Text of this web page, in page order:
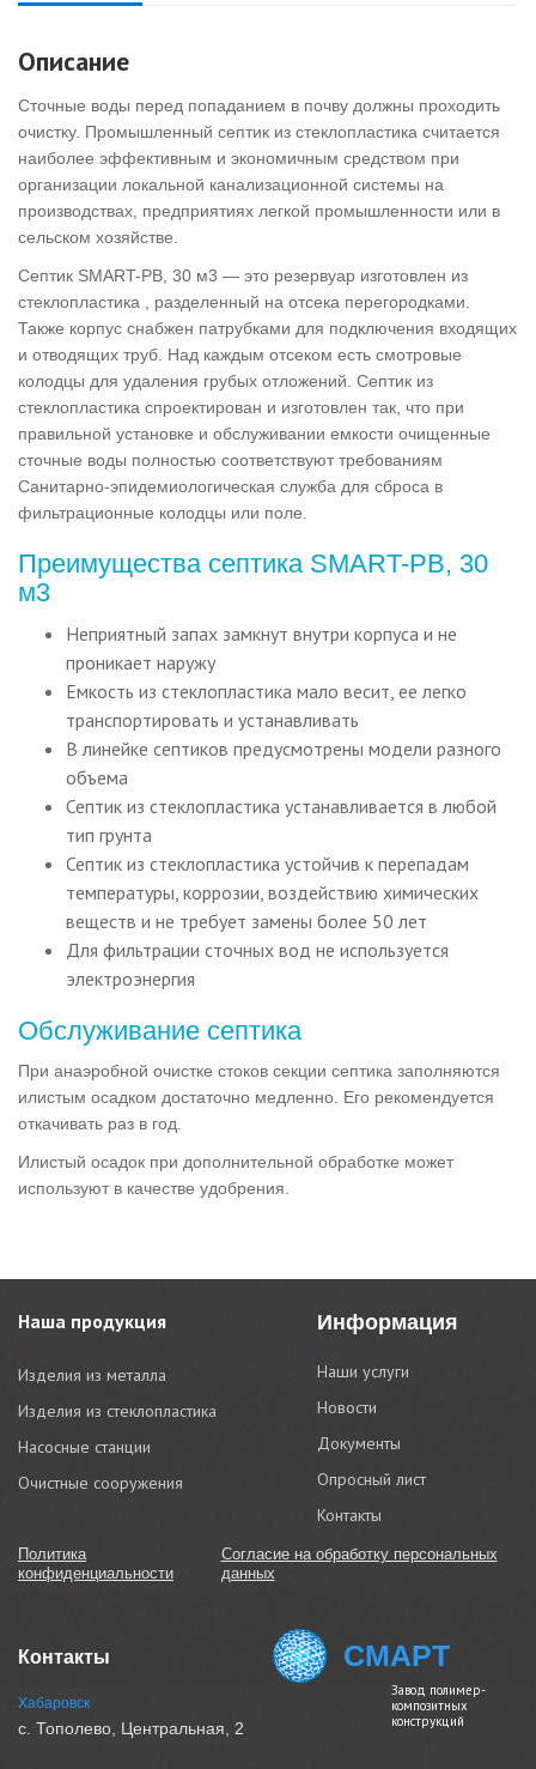
Описание
Сточные воды перед попаданием в почву должны проходить
очистку. Промышленный септик из стеклопластика считается
наиболее эффективным и экономичным средством при
организации локальной канализационной системы на
производствах, предприятиях легкой промышленности или в
сельском хозяйстве.
Септик SMART-РВ, 30 м3 — это резервуар изготовлен из
стеклопластика , разделенный на отсека перегородками.
Также корпус снабжен патрубками для подключения входящих
и отводящих труб. Над каждым отсеком есть смотровые
колодцы для удаления грубых отложений. Септик из
стеклопластика спроектирован и изготовлен так, что при
правильной установке и обслуживании емкости очищенные
сточные воды полностью соответствуют требованиям
Санитарно-эпидемиологическая служба для сброса в
фильтрационные колодцы или поле.
Преимущества септика SMART-РВ, 30
м3
Неприятный запах замкнут внутри корпуса и не
проникает наружу
Емкость из стеклопластика мало весит, ее легко
транспортировать и устанавливать
В линейке септиков предусмотрены модели разного
объема
Септик из стеклопластика устанавливается в любой
тип грунта
Септик из стеклопластика устойчив к перепадам
температуры, коррозии, воздействию химических
веществ и не требует замены более 50 лет
Для фильтрации сточных вод не используется
электроэнергия
Обслуживание септика
При анаэробной очистке стоков секции септика заполняются
илистым осадком достаточно медленно. Его рекомендуется
откачивать раз в год.
Илистый осадок при дополнительной обработке может
используют в качестве удобрения.
Наша продукция
Изделия из металла
Изделия из стеклопластика
Насосные станции
Очистные сооружения
Наши услуги
Новости
Документы
Опросный лист
Контакты
Политика
конфиденциальности
Согласие на обработку персональных
данных
Контакты
Хабаровск
с. Тополево, Центральная, 2
СМАРТ
Завод полимер-
композитных
конструкций